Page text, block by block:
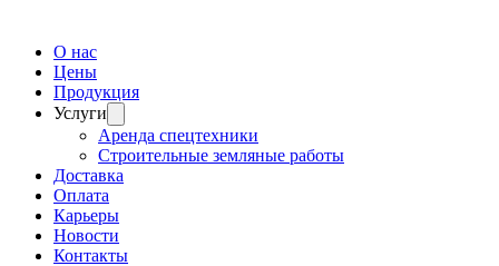
О нас
Цены
Продукция
Услуги
Аренда спецтехники
Строительные земляные работы
Доставка
Оплата
Карьеры
Новости
Контакты